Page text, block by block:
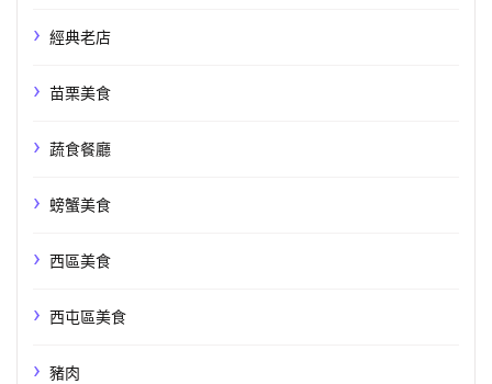
經典老店
苗栗美食
蔬食餐廳
螃蟹美食
西區美食
西屯區美食
豬肉